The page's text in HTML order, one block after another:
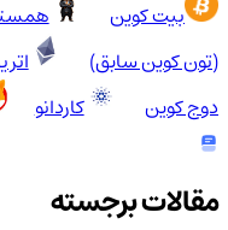
بیت کوین
(تون کوین سابق)
دوج کوین
کاردانو
مقالات برجسته